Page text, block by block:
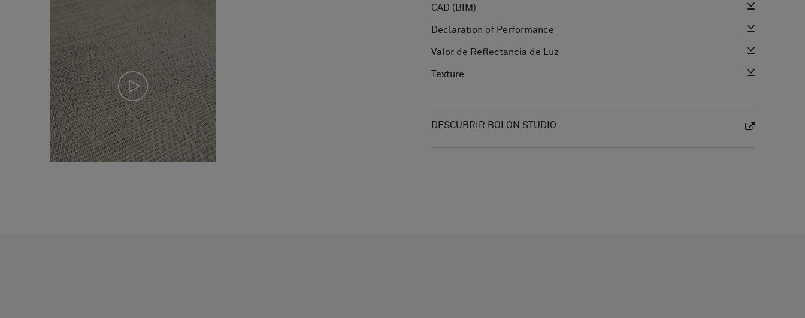
CAD (BIM)
Declaration of Performance
Valor de Reflectancia de Luz
Texture
DESCUBRIR BOLON STUDIO